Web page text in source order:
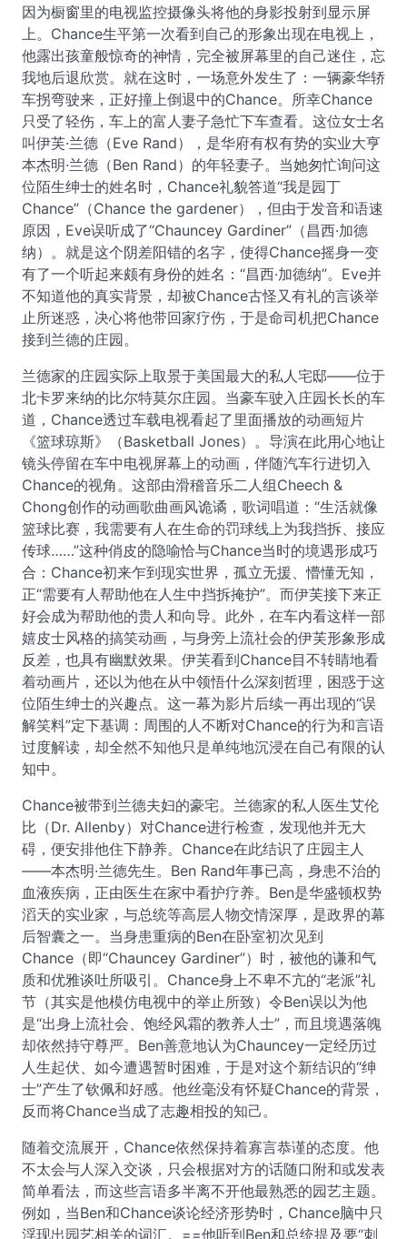
因为橱窗里的电视监控摄像头将他的身影投射到显示屏
上。Chance生平第一次看到自己的形象出现在电视上，
他露出孩童般惊奇的神情，完全被屏幕里的自己迷住，忘
我地后退欣赏。就在这时，一场意外发生了：一辆豪华轿
车拐弯驶来，正好撞上倒退中的Chance。所幸Chance
只受了轻伤，车上的富人妻子急忙下车查看。这位女士名
叫伊芙·兰德（Eve Rand），是华府有权有势的实业大亨
本杰明·兰德（Ben Rand）的年轻妻子。当她匆忙询问这
位陌生绅士的姓名时，Chance礼貌答道“我是园丁
Chance”（Chance the gardener），但由于发音和语速
原因，Eve误听成了“Chauncey Gardiner”（昌西·加德
纳）。就是这个阴差阳错的名字，使得Chance摇身一变
有了一个听起来颇有身份的姓名：“昌西·加德纳”。Eve并
不知道他的真实背景，却被Chance古怪又有礼的言谈举
止所迷惑，决心将他带回家疗伤，于是命司机把Chance
接到兰德的庄园。
兰德家的庄园实际上取景于美国最大的私人宅邸——位于
北卡罗来纳的比尔特莫尔庄园。当豪车驶入庄园长长的车
道，Chance透过车载电视看起了里面播放的动画短片
《篮球琼斯》（Basketball Jones）。导演在此用心地让
镜头停留在车中电视屏幕上的动画，伴随汽车行进切入
Chance的视角。这部由滑稽音乐二人组Cheech &
Chong创作的动画歌曲画风诡谲，歌词唱道：“生活就像
篮球比赛，我需要有人在生命的罚球线上为我挡拆、接应
传球……”这种俏皮的隐喻恰与Chance当时的境遇形成巧
合：Chance初来乍到现实世界，孤立无援、懵懂无知，
正“需要有人帮助他在人生中挡拆掩护”。而伊芙接下来正
好会成为帮助他的贵人和向导。此外，在车内看这样一部
嬉皮士风格的搞笑动画，与身旁上流社会的伊芙形象形成
反差，也具有幽默效果。伊芙看到Chance目不转睛地看
着动画片，还以为他在从中领悟什么深刻哲理，困惑于这
位陌生绅士的兴趣点。这一幕为影片后续一再出现的“误
解笑料”定下基调：周围的人不断对Chance的行为和言语
过度解读，却全然不知他只是单纯地沉浸在自己有限的认
知中。
Chance被带到兰德夫妇的豪宅。兰德家的私人医生艾伦
比（Dr. Allenby）对Chance进行检查，发现他并无大
碍，便安排他住下静养。Chance在此结识了庄园主人
——本杰明·兰德先生。Ben Rand年事已高，身患不治的
血液疾病，正由医生在家中看护疗养。Ben是华盛顿权势
滔天的实业家，与总统等高层人物交情深厚，是政界的幕
后智囊之一。当身患重病的Ben在卧室初次见到
Chance（即“Chauncey Gardiner”）时，被他的谦和气
质和优雅谈吐所吸引。Chance身上不卑不亢的“老派”礼
节（其实是他模仿电视中的举止所致）令Ben误以为他
是“出身上流社会、饱经风霜的教养人士”，而且境遇落魄
却依然持守尊严。Ben善意地认为Chauncey一定经历过
人生起伏、如今遭遇暂时困难，于是对这个新结识的“绅
士”产生了钦佩和好感。他丝毫没有怀疑Chance的背景，
反而将Chance当成了志趣相投的知己。
随着交流展开，Chance依然保持着寡言恭谨的态度。他
不太会与人深入交谈，只会根据对方的话随口附和或发表
简单看法，而这些言语多半离不开他最熟悉的园艺主题。
例如，当Ben和Chance谈论经济形势时，Chance脑中只
浮现出园艺相关的词汇。==他听到Ben和总统提及要“刺